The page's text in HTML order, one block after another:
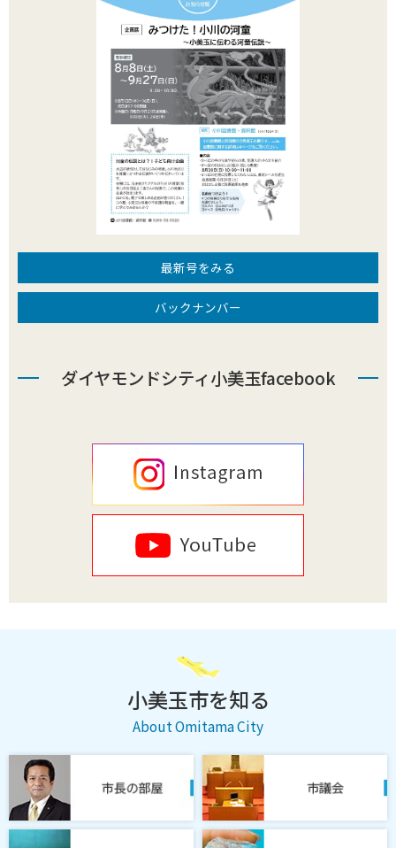
最新号をみる
バックナンバー
ダイヤモンドシティ小美玉facebook
小美玉市を知る
About Omitama City